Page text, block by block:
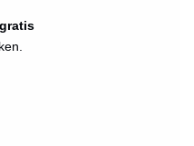
gratis